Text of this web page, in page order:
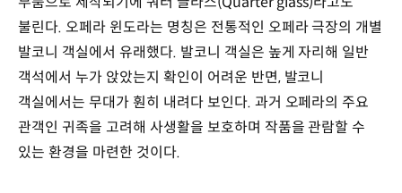
불린다. 오페라 윈도라는 명칭은 전통적인 오페라 극장의 개별
발코니 객실에서 유래했다. 발코니 객실은 높게 자리해 일반
객석에서 누가 앉았는지 확인이 어려운 반면, 발코니
객실에서는 무대가 훤히 내려다 보인다. 과거 오페라의 주요
관객인 귀족을 고려해 사생활을 보호하며 작품을 관람할 수
있는 환경을 마련한 것이다.